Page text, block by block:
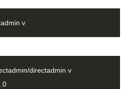
v
directadmin v